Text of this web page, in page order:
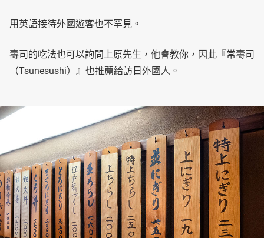
用英語接待外國遊客也不罕見。
壽司的吃法也可以詢問上原先生，他會教你，因此『常壽司
（Tsunesushi）』也推薦給訪日外國人。